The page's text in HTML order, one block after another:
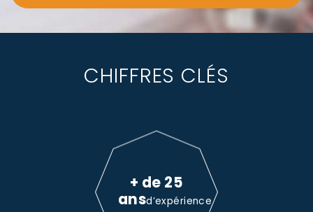
CHIFFRES CLÉS
+ de 25
ansd’expérience